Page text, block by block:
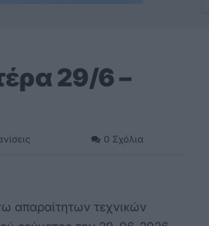
29/6 –
0 Σχόλια
απαραίτητων τεχνικών